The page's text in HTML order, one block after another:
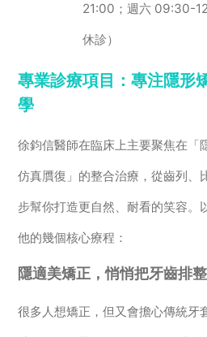
21:00；週六 09:30-
休診）
專業診療項目：專注隱形
學
徐鈞信醫師在臨床上主要聚焦在「
仿真贋復」的整合治療，從齒列、
步幫你打造更自然、耐看的笑容。
他的幾個核心療程：
隱適美矯正，悄悄把牙齒排
很多人想矯正，但又會擔心傳統牙